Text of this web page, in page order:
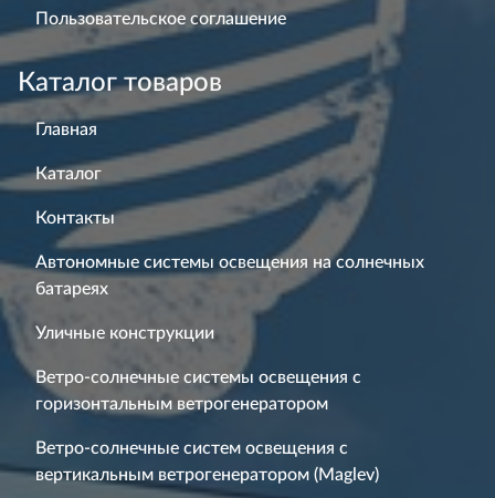
Пользовательское соглашение
Каталог товаров
Главная
Каталог
Контакты
Автономные системы освещения на солнечных
батареях
Уличные конструкции
Ветро-солнечные системы освещения с
горизонтальным ветрогенератором
Ветро-солнечные систем освещения с
вертикальным ветрогенератором (Maglev)